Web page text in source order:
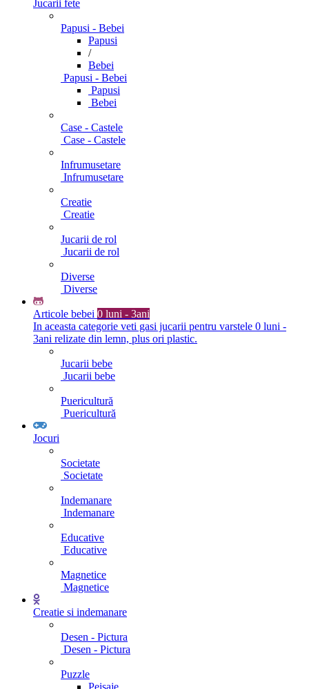
Jucarii fete
Papusi - Bebei
Papusi
/
Bebei
Papusi - Bebei
Papusi
Bebei
Case - Castele
Case - Castele
Infrumusetare
Infrumusetare
Creatie
Creatie
Jucarii de rol
Jucarii de rol
Diverse
Diverse
Articole bebei 0 luni - 3ani
In aceasta categorie veti gasi jucarii pentru varstele 0 luni -
3ani relizate din lemn, plus ori plastic.
Jucarii bebe
Jucarii bebe
Puericultură
Puericultură
Jocuri
Societate
Societate
Indemanare
Indemanare
Educative
Educative
Magnetice
Magnetice
Creatie si indemanare
Desen - Pictura
Desen - Pictura
Puzzle
Peisaje